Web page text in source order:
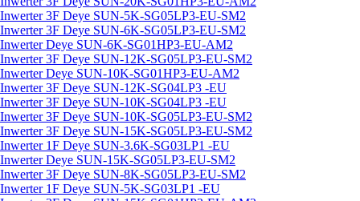
Inwerter 3F Deye SUN-5K-SG05LP3-EU-SM2
Inwerter 3F Deye SUN-6K-SG05LP3-EU-SM2
Inwerter Deye SUN-6K-SG01HP3-EU-AM2
Inwerter 3F Deye SUN-12K-SG05LP3-EU-SM2
Inwerter Deye SUN-10K-SG01HP3-EU-AM2
Inwerter 3F Deye SUN-12K-SG04LP3 -EU
Inwerter 3F Deye SUN-10K-SG04LP3 -EU
Inwerter 3F Deye SUN-10K-SG05LP3-EU-SM2
Inwerter 3F Deye SUN-15K-SG05LP3-EU-SM2
Inwerter 1F Deye SUN-3.6K-SG03LP1 -EU
Inwerter Deye SUN-15K-SG05LP3-EU-SM2
Inwerter 3F Deye SUN-8K-SG05LP3-EU-SM2
Inwerter 1F Deye SUN-5K-SG03LP1 -EU